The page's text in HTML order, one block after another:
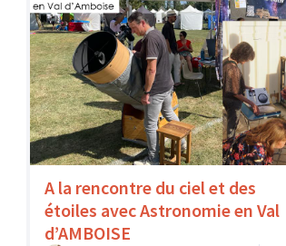
A la rencontre du ciel et des
étoiles avec Astronomie en Val
d’AMBOISE